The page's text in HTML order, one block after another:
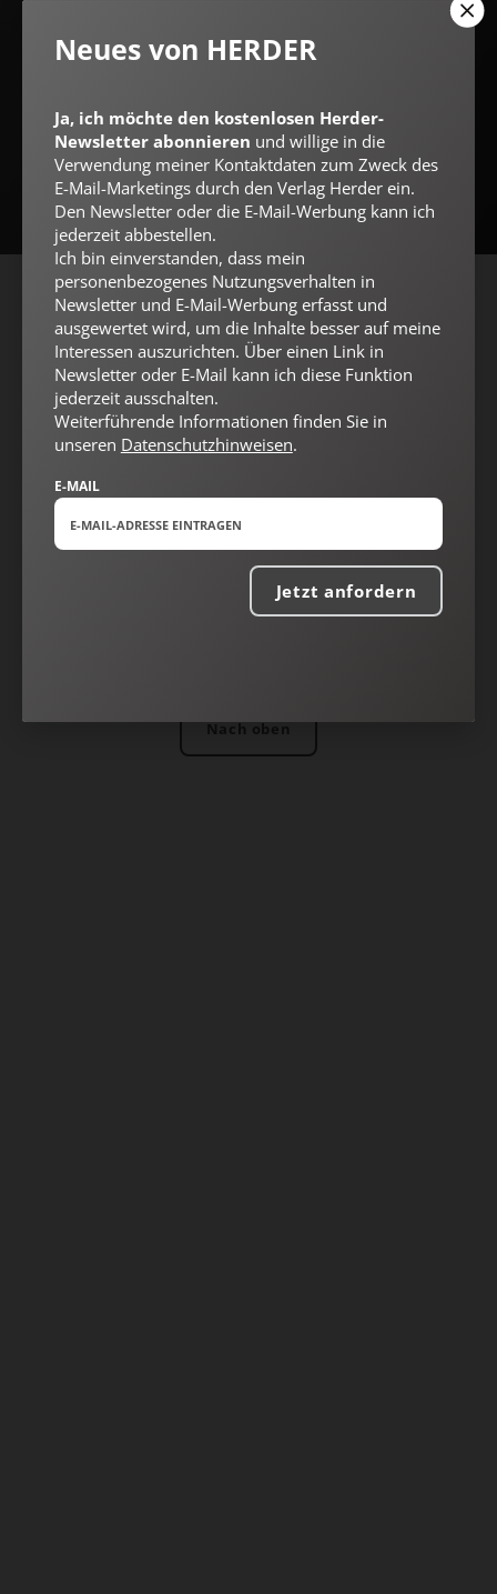
Jetzt anmelden
AGB und Widerrufsbelehrung Datenschutz Barrierefreiheit
Impressum
Vertrag widerrufen Abo online kündigen
Nach oben
Neues von HERDER
Ja, ich möchte den kostenlosen Herder-
Newsletter abonnieren und willige in die
Verwendung meiner Kontaktdaten zum Zweck des
E-Mail-Marketings durch den Verlag Herder ein.
Den Newsletter oder die E-Mail-Werbung kann ich
jederzeit abbestellen.
Ich bin einverstanden, dass mein
personenbezogenes Nutzungsverhalten in
Newsletter und E-Mail-Werbung erfasst und
ausgewertet wird, um die Inhalte besser auf meine
Interessen auszurichten. Über einen Link in
Newsletter oder E-Mail kann ich diese Funktion
jederzeit ausschalten.
Weiterführende Informationen finden Sie in
unseren Datenschutzhinweisen.
E-MAIL
Jetzt anfordern